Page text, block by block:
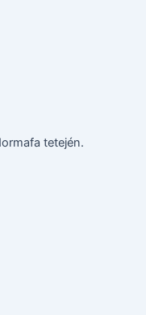
tetején.